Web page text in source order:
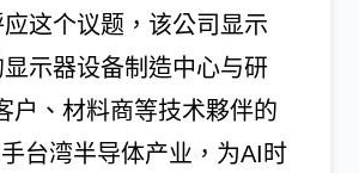
这个议题，该公司显示
示器设备制造中心与研
户、材料商等技术夥伴的
台湾半导体产业，为AI时